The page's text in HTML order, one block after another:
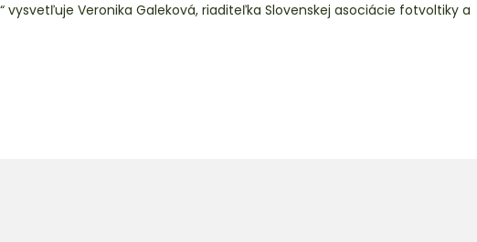
Veronika Galeková, riaditeľka Slovenskej asociácie fotvoltiky a